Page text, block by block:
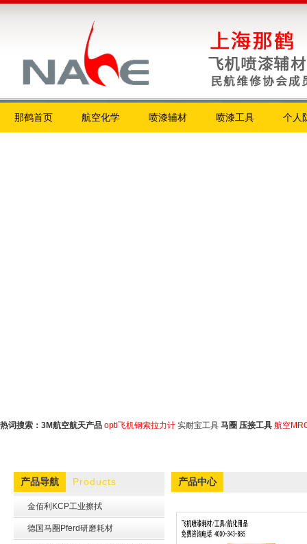
那鹤首页 航空化学 喷漆辅材 喷漆工具 个人
热词搜索： 3M航空航天产品 opti飞机钢索拉力计 实耐宝工具 马圈 压接工具 航空
产品导航 Products
金佰利KCP工业擦拭
德国马圈Pferd研磨耗材
产品中心